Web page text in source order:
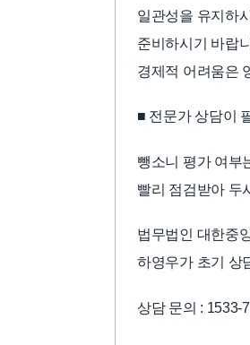
일관성을 유지하
준비하시기 바랍
경제적 어려움은
■ 전문가 상담이
뺑소니 평가 여부
빨리 점검받아 두
법무법인 대한중
하영우가 초기 상
상담 문의 : 1533-